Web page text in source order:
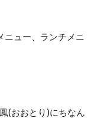
ニュー、ランチメニ
(おおとり)にちなん